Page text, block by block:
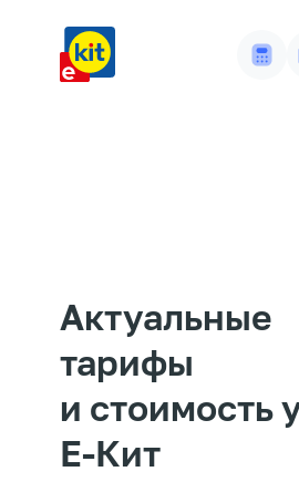
Актуальные
тарифы
и стоимость
Е-Кит